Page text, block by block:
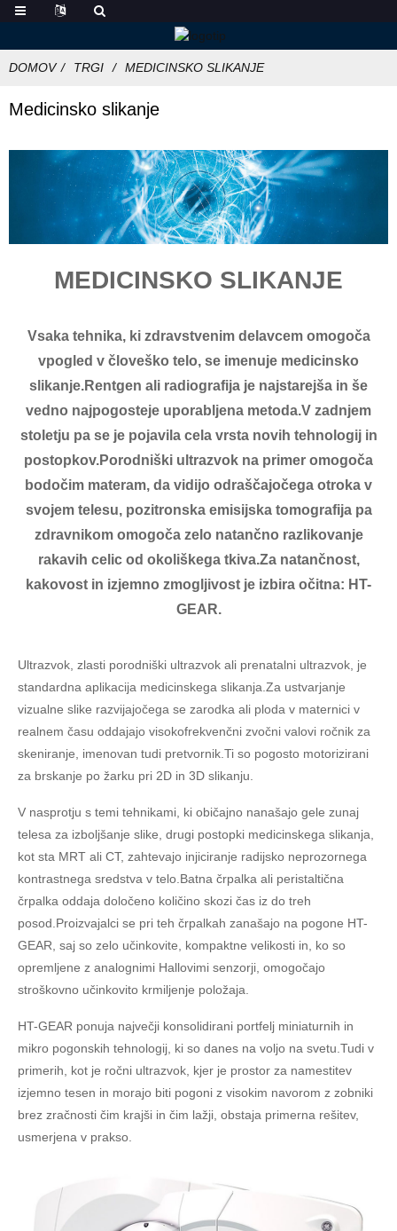
DOMOV TRGI MEDICINSKO SLIKANJE
Medicinsko slikanje
MEDICINSKO SLIKANJE
Vsaka tehnika, ki zdravstvenim delavcem omogoča
vpogled v človeško telo, se imenuje medicinsko
slikanje.Rentgen ali radiografija je najstarejša in še
vedno najpogosteje uporabljena metoda.V zadnjem
stoletju pa se je pojavila cela vrsta novih tehnologij in
postopkov.Porodniški ultrazvok na primer omogoča
bodočim materam, da vidijo odraščajočega otroka v
svojem telesu, pozitronska emisijska tomografija pa
zdravnikom omogoča zelo natančno razlikovanje
rakavih celic od okoliškega tkiva.Za natančnost,
kakovost in izjemno zmogljivost je izbira očitna: HT-
GEAR.
Ultrazvok, zlasti porodniški ultrazvok ali prenatalni ultrazvok, je
standardna aplikacija medicinskega slikanja.Za ustvarjanje
vizualne slike razvijajočega se zarodka ali ploda v maternici v
realnem času oddajajo visokofrekvenčni zvočni valovi ročnik za
skeniranje, imenovan tudi pretvornik.Ti so pogosto motorizirani
za brskanje po žarku pri 2D in 3D slikanju.
V nasprotju s temi tehnikami, ki običajno nanašajo gele zunaj
telesa za izboljšanje slike, drugi postopki medicinskega slikanja,
kot sta MRT ali CT, zahtevajo injiciranje radijsko neprozornega
kontrastnega sredstva v telo.Batna črpalka ali peristaltična
črpalka oddaja določeno količino skozi čas iz do treh
posod.Proizvajalci se pri teh črpalkah zanašajo na pogone HT-
GEAR, saj so zelo učinkovite, kompaktne velikosti in, ko so
opremljene z analognimi Hallovimi senzorji, omogočajo
stroškovno učinkovito krmiljenje položaja.
HT-GEAR ponuja največji konsolidirani portfelj miniaturnih in
mikro pogonskih tehnologij, ki so danes na voljo na svetu.Tudi v
primerih, kot je ročni ultrazvok, kjer je prostor za namestitev
izjemno tesen in morajo biti pogoni z visokim navorom z zobniki
brez zračnosti čim krajši in čim lažji, obstaja primerna rešitev,
usmerjena v prakso.